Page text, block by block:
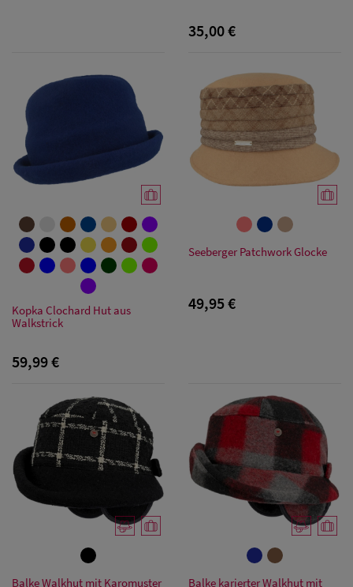
Snapback Caps
35,00 €
Kopka Clochard Hut aus
Walkstrick
59,99 €
Seeberger Patchwork Glocke
49,95 €
Balke Walkhut mit Karomuster
Balke karierter Walkhut mit